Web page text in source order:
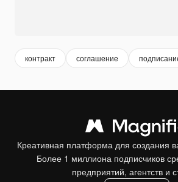
контракт соглашение
Креативная платформа для создания
Более 1 миллиона подписчиков
предприятий, агентств и